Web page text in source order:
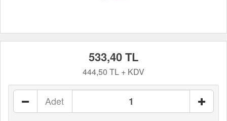
533,40 TL
444,50 TL + KDV
Adet